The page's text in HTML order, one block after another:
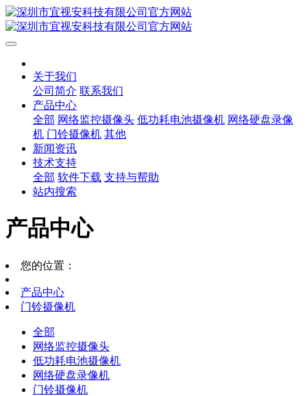
关于我们
公司简介 联系我们
产品中心
全部 网络监控摄像头 低功耗电池摄像机 网络硬盘录像
机 门铃摄像机 其他
新闻资讯
技术支持
全部 软件下载 支持与帮助
站内搜索
产品中心
您的位置：
产品中心
门铃摄像机
全部
网络监控摄像头
低功耗电池摄像机
网络硬盘录像机
门铃摄像机